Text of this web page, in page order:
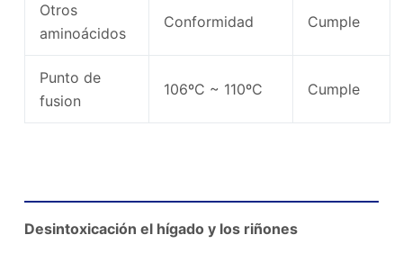
Otros
aminoácidos
Conformidad Cumple
Punto de
fusion
106ºC ~ 110ºC Cumple
Desintoxicación el hígado y los riñones